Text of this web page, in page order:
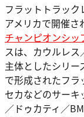
フラットトラッ
アメリカで開催さ
チャンピオンシッ
スは、カウルレ
主体としたシリ
で形成されたフ
セカなどのサーキ
／ドゥカティ／